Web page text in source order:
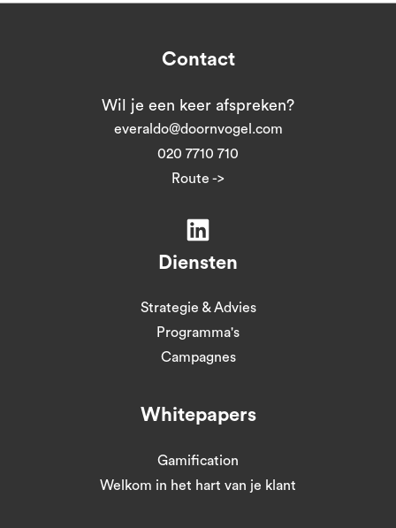
Contact
Wil je een keer afspreken?
everaldo@doornvogel.com
020 7710 710
Route ->
Diensten
Strategie & Advies
Programma's
Campagnes
Whitepapers
Gamification
Welkom in het hart van je klant